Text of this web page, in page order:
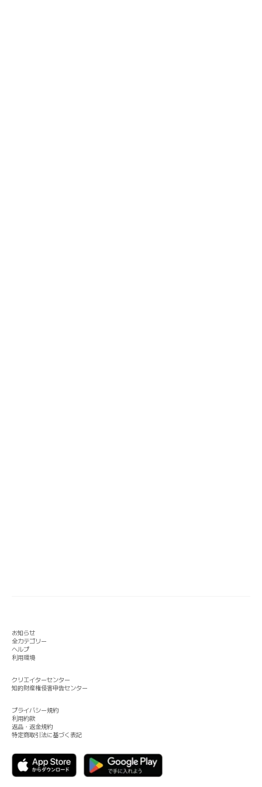
お知らせ
全カテゴリー
ヘルプ
利用環境
クリエイターセンター
知的財産権侵害申告センター
プライバシー規約
利用約款
返品・返金規約
特定商取引法に基づく表記